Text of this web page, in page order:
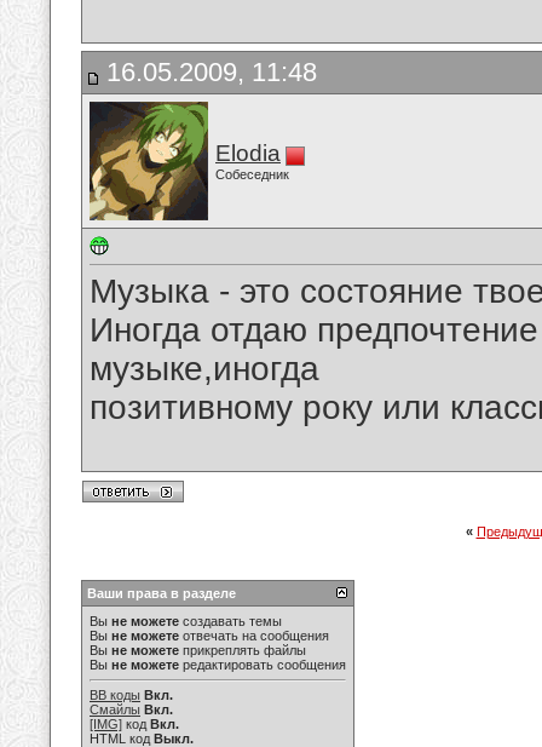
16.05.2009, 11:48
Elodia
Собеседник
Музыка - это состояние
Иногда отдаю
музыке,иногда
позитивному року или
«
Ваши права в разделе
Вы не можете создавать темы
Вы не можете отвечать на сообщения
Вы не можете прикреплять файлы
Вы не можете редактировать сообщения
BB коды Вкл.
Смайлы Вкл.
[IMG] код Вкл.
HTML код Выкл.